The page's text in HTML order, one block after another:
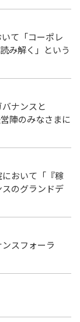
て「コーポレ
み解く」という
ナンスと
陣のみなさまに
おいて「『稼
のグランドデ
スフォーラ